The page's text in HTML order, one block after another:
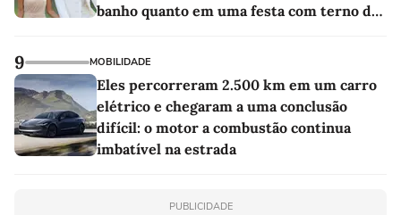
banho quanto em uma festa com terno de
9 MOBILIDADE
Eles percorreram 2.500 km em um carro
elétrico e chegaram a uma conclusão
difícil: o motor a combustão continua
imbatível na estrada
PUBLICIDADE